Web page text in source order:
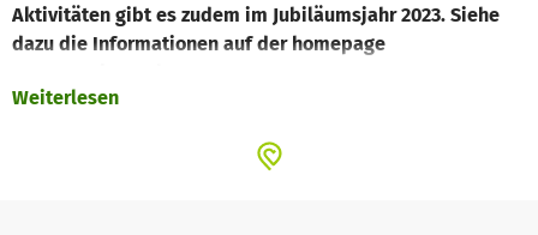
Aktivitäten gibt es zudem im Jubiläumsjahr 2023. Siehe
dazu die Informationen auf der homepage
Weiterlesen